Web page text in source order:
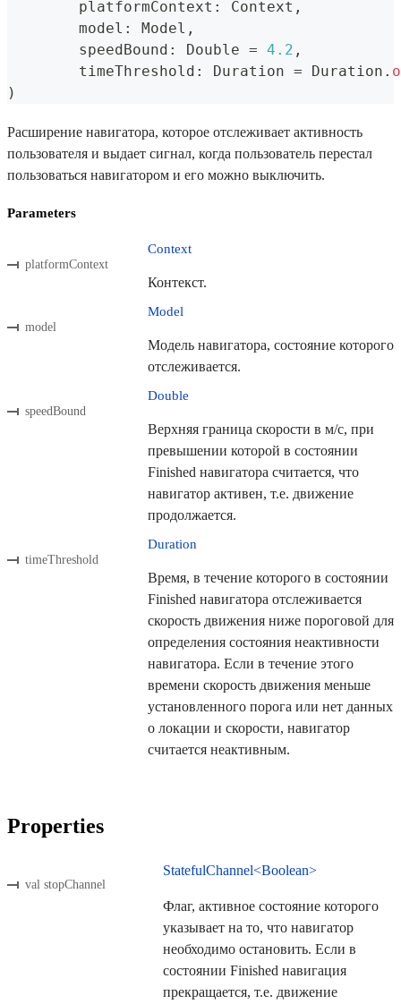
	platformContext
: Context ,
	model
: Model ,
	speedBound
: Double = 4.2 ,
	timeThreshold
: Duration = Duration .
)
Расширение навигатора, которое отслеживает активность
пользователя и выдает сигнал, когда пользователь перестал
пользоваться навигатором и его можно выключить.
Parameters
platformContext
Context
Контекст.
model
Model
Модель навигатора, состояние которого
отслеживается.
speedBound
Double
Верхняя граница скорости в м/с, при
превышении которой в состоянии
Finished навигатора считается, что
навигатор активен, т.е. движение
продолжается.
timeThreshold
Duration
Время, в течение которого в состоянии
Finished навигатора отслеживается
скорость движения ниже пороговой для
определения состояния неактивности
навигатора. Если в течение этого
времени скорость движения меньше
установленного порога или нет данных
о локации и скорости, навигатор
считается неактивным.
Properties
val stopChannel
StatefulChannel<Boolean>
Флаг, активное состояние которого
указывает на то, что навигатор
необходимо остановить. Если в
состоянии Finished навигация
прекращается, т.е. движение